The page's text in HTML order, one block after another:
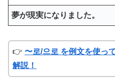
夢が現実になりました。
👉 〜로/으로 を例文を使っ
解説！